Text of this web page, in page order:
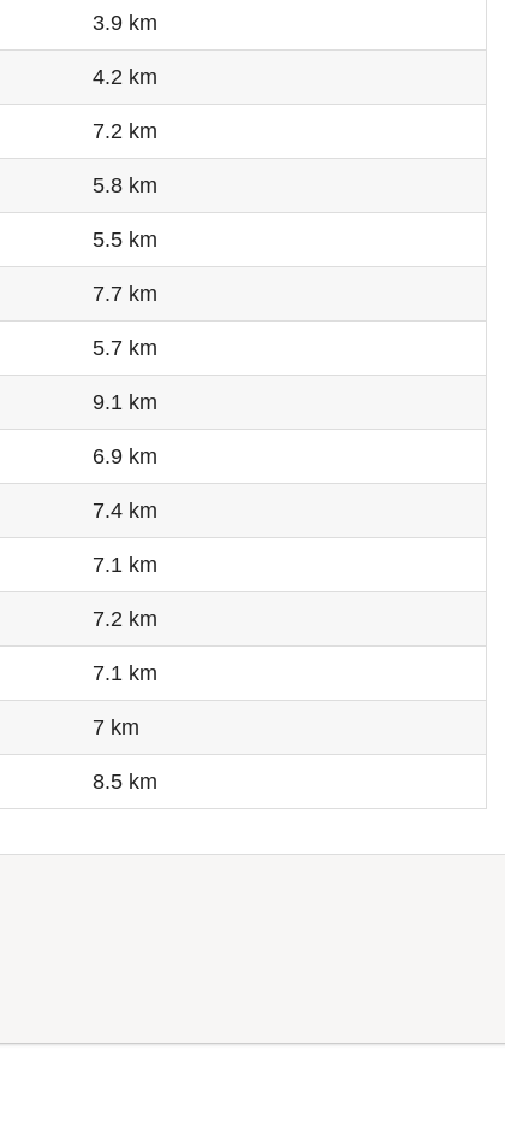
3.9 km
4.2 km
7.2 km
5.8 km
5.5 km
7.7 km
5.7 km
9.1 km
6.9 km
7.4 km
7.1 km
7.2 km
7.1 km
7 km
8.5 km